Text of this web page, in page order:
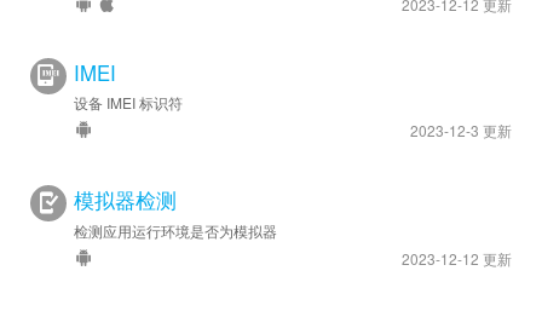
IMEI
设备 IMEI 标识符
2023-12-3 更新
模拟器检测
检测应用运行环境是否为模拟器
2023-12-12 更新